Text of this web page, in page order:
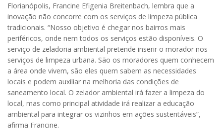
Florianópolis, Francine Efigenia Breitenbach, lembra que a
inovação não concorre com os serviços de limpeza pública
tradicionais. “Nosso objetivo é chegar nos bairros mais
periféricos, onde nem todos os serviços estão disponíveis. O
serviço de zeladoria ambiental pretende inserir o morador nos
serviços de limpeza urbana. São os moradores quem conhecem
a área onde vivem, são eles quem sabem as necessidades
locais e podem auxiliar na melhoria das condições de
saneamento local. O zelador ambiental irá fazer a limpeza do
local, mas como principal atividade irá realizar a educação
ambiental para integrar os vizinhos em ações sustentáveis”,
afirma Francine.